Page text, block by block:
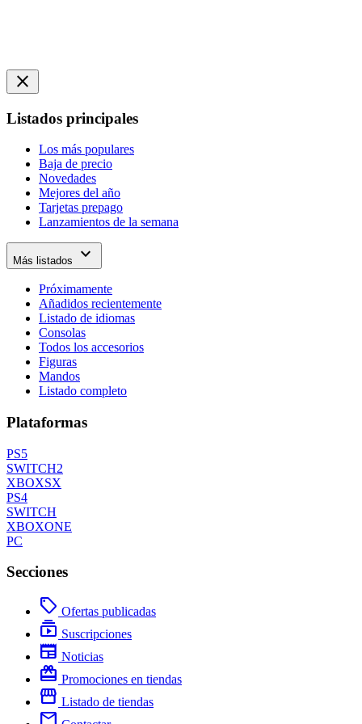
close
Listados principales
Los más populares
Baja de precio
Novedades
Mejores del año
Tarjetas prepago
Lanzamientos de la semana
Más listados expand_more
Próximamente
Añadidos recientemente
Listado de idiomas
Consolas
Todos los accesorios
Figuras
Mandos
Listado completo
Plataformas
PS5
SWITCH2
XBOXSX
PS4
SWITCH
XBOXONE
PC
Secciones
local_offer Ofertas publicadas
subscriptions Suscripciones
newspaper Noticias
redeem Promociones en tiendas
storefront Listado de tiendas
mail